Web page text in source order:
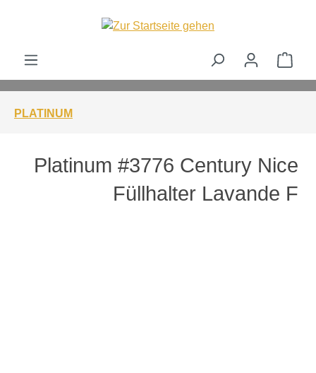
PLATINUM
Platinum #3776 Century Nice
Füllhalter Lavande F